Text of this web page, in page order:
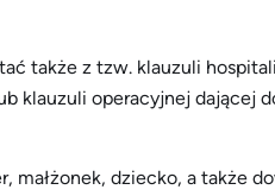
także z tzw. klauzuli
klauzuli operacyjnej dającej
małżonek, dziecko, a także